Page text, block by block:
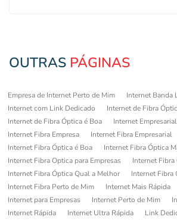
OUTRAS PÁGINAS
Empresa de Internet Perto de Mim
Internet Banda
Internet com Link Dedicado
Internet de Fibra
Internet de Fibra Óptica é Boa
Internet
Internet Fibra Empresa
Internet Fibra Empresarial
Internet Fibra Óptica é Boa
Internet Fibra Óptica
Internet Fibra Optica para Empresas
Internet Fibra
Internet Fibra Óptica Qual a Melhor
Internet Fibra
Internet Fibra Perto de Mim
Internet Mais Rápida
Internet para Empresas
Internet Perto de Mim
Internet Rápida
Internet Ultra Rápida
Link